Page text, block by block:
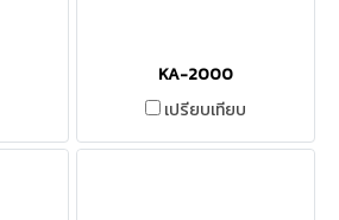
KA-2000
เปรียบเทียบ